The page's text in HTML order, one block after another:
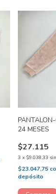
24 MESES
$27.115
3 x $9.038,33
$23.047,75
depósito